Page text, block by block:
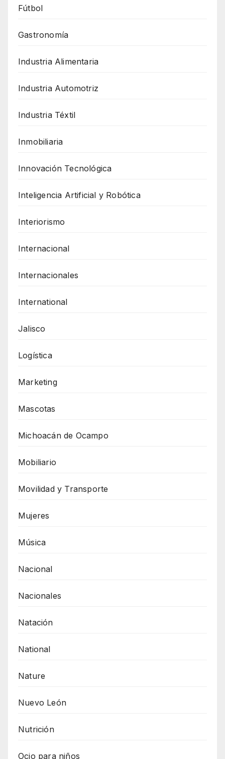
Fútbol
Gastronomía
Industria Alimentaria
Industria Automotriz
Industria Téxtil
Inmobiliaria
Innovación Tecnológica
Inteligencia Artificial y Robótica
Interiorismo
Internacional
Internacionales
International
Jalisco
Logística
Marketing
Mascotas
Michoacán de Ocampo
Mobiliario
Movilidad y Transporte
Mujeres
Música
Nacional
Nacionales
Natación
National
Nature
Nuevo León
Nutrición
Ocio para niños